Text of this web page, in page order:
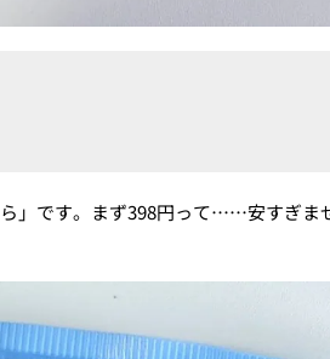
」です。まず398円って……安すぎま